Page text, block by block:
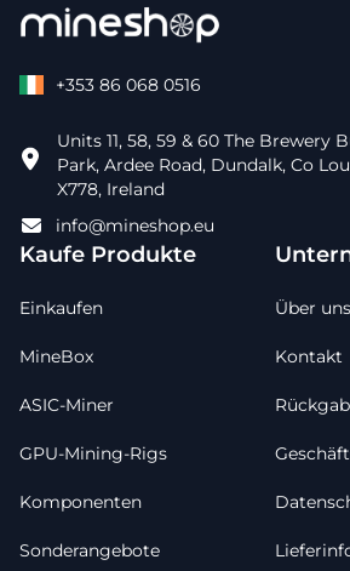
+353 86 068 0516
Units 11, 58, 59 & 60 The Brewery
Park, Ardee Road, Dundalk, Co
X778, Ireland
info@mineshop.eu
Kaufe Produkte
Einkaufen
MineBox
ASIC-Miner
GPU-Mining-Rigs
Komponenten
Sonderangebote
Über uns
Kontakt